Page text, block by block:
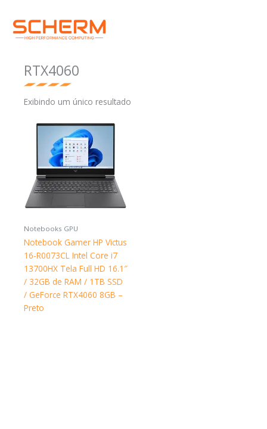
para
RTX4060
Exibindo um único resultado
Notebooks GPU
Notebook Gamer HP Victus
16-R0073CL Intel Core i7
13700HX Tela Full HD 16.1″
/ 32GB de RAM / 1TB SSD
/ GeForce RTX4060 8GB –
Preto